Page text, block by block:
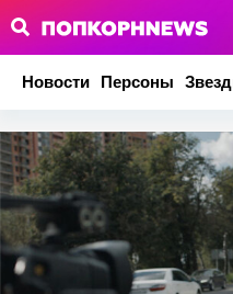
Новости Персоны